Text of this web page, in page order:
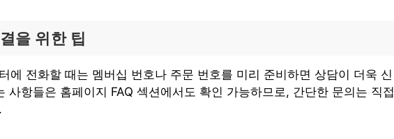
을 위한 팁
에 전화할 때는 멤버십 번호나 주문 번호를 미리 준비하면 상담이 더욱 신
사항들은 홈페이지 FAQ 섹션에서도 확인 가능하므로, 간단한 문의는 직접